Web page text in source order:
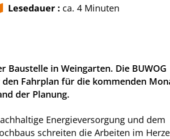
Lesedauer : ca. 4 Minuten
Baustelle in Weingarten. Die BUWOG
Fahrplan für die kommenden
der Planung.
Energieversorgung und dem
schreiten die Arbeiten im